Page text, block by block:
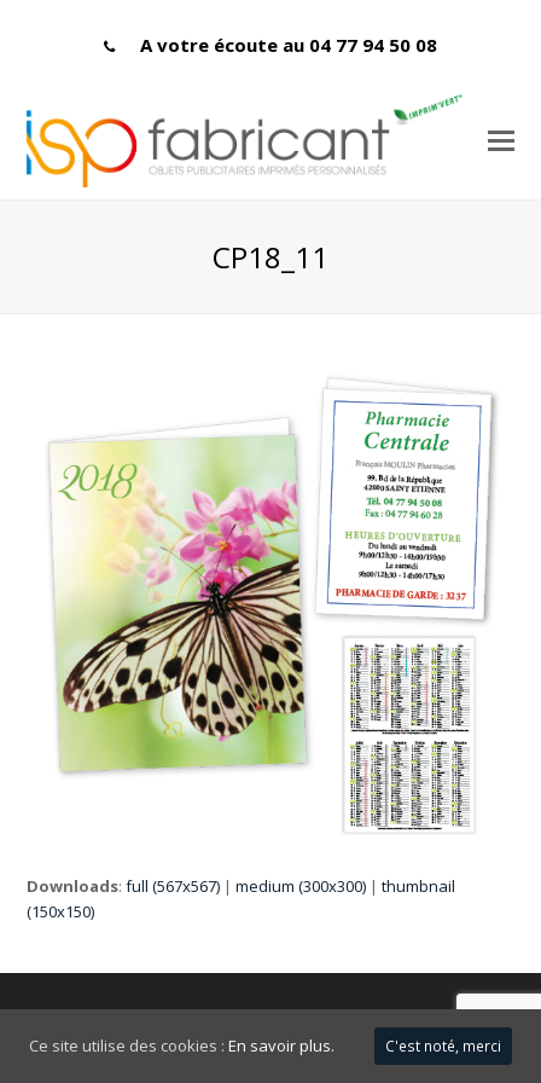
A votre écoute au 04 77 94 50 08
CP18_11
Downloads:full (567x567) |medium (300x300) |thumbnail
(150x150)
Ce site utilise des cookies : En savoir plus. C'est noté, merci